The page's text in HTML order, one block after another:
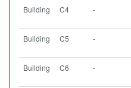
Building C4 -
Building C5 -
Building C6 -